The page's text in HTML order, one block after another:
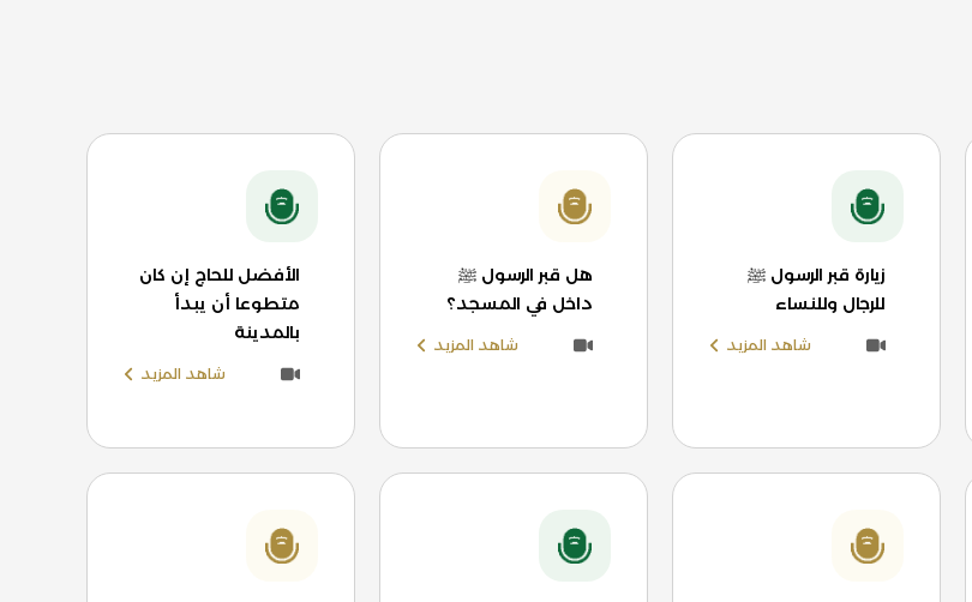
زيارة قبر الرسول ﷺ
للرجال وللنساء
شاهد المزيد
هل قبر الرسول ﷺ
داخل في المسجد؟
شاهد المزيد
الأفضل للحاج إن كان
متطوعا أن يبدأ
بالمدينة
شاهد المزيد